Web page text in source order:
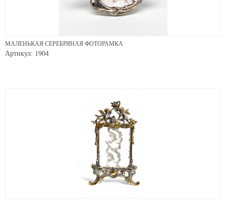
МАЛЕНЬКАЯ СЕРЕБРЯНАЯ ФОТОРАМКА
Артикул: 1904